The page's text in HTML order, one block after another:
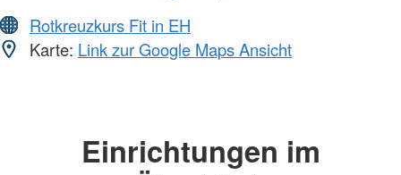
Rotkreuzkurs Fit in EH
Karte: Link zur Google Maps Ansicht
Einrichtungen im